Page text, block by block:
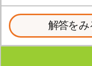
解答をみ